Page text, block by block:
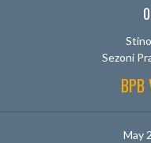
0
Sezoni
BPB
May